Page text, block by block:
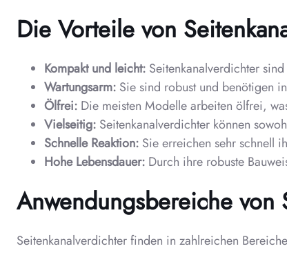
Die Vorteile von
Kompakt und leicht: Seitenkanalverdichter
Wartungsarm: Sie sind robust und benötigen
Ölfrei: Die meisten Modelle arbeiten ölfrei,
Vielseitig: Seitenkanalverdichter können
Schnelle Reaktion: Sie erreichen sehr schnell
Hohe Lebensdauer: Durch ihre robuste
Anwendungsbereiche von
Seitenkanalverdichter finden in zahlreichen